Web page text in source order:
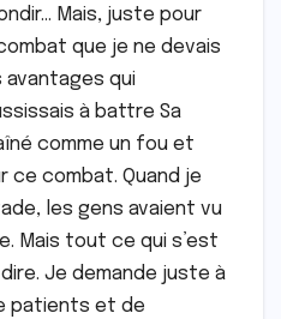
Mais, juste pour
que je ne devais
avantages qui
à battre Sa
comme un fou et
ce combat. Quand je
les gens avaient vu
Mais tout ce qui s’est
Je demande juste à
patients et de